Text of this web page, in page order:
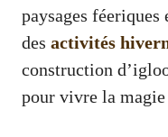
paysages féeriques
des activités
construction
pour vivre la magie